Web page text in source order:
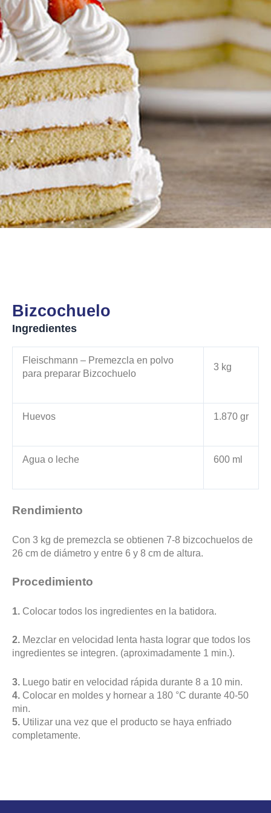
Bizcochuelo
Ingredientes
Fleischmann – Premezcla en polvo
para preparar Bizcochuelo
3 kg
Huevos 1.870 gr
Agua o leche 600 ml
Rendimiento
Con 3 kg de premezcla se obtienen 7-8 bizcochuelos de
26 cm de diámetro y entre 6 y 8 cm de altura.
Procedimiento
1. Colocar todos los ingredientes en la batidora.
2. Mezclar en velocidad lenta hasta lograr que todos los
ingredientes se integren. (aproximadamente 1 min.).
3. Luego batir en velocidad rápida durante 8 a 10 min.
4. Colocar en moldes y hornear a 180 °C durante 40-50
min.
5. Utilizar una vez que el producto se haya enfriado
completamente.